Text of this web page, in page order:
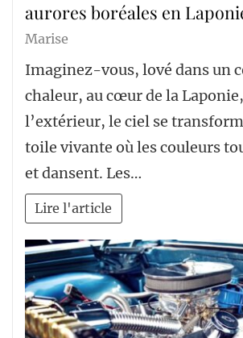
aurores boréales en
Marise
Imaginez-vous, lové dans un
chaleur, au cœur de la
l’extérieur, le ciel se
toile vivante où les couleurs
et dansent. Les…
Lire l'article